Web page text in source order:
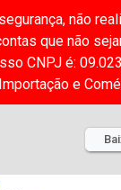
não
que não
CNPJ é:
e